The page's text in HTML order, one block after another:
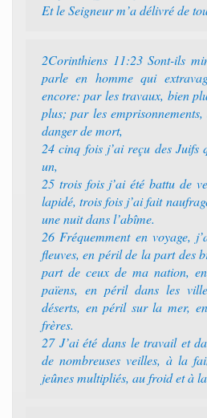
Et le Seigneur m’a délivré de
2Corinthiens 11:23 Sont-ils
parle en homme qui
encore: par les travaux, bien
plus; par les
danger de mort,
24 cinq fois j’ai reçu des Juifs
un,
25 trois fois j’ai été battu de
lapidé, trois fois j’ai fait
une nuit dans l’abîme.
26 Fréquemment en voyage,
fleuves, en péril de la part des
part de ceux de ma nation,
païens, en péril dans les
déserts, en péril sur la mer,
frères.
27 J’ai été dans le travail et
de nombreuses veilles, à la
jeûnes multipliés, au froid et à